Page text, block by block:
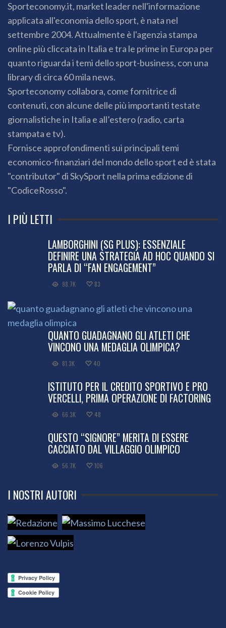
Sporteconomy.it, market leader nell'informazione
applicata all'economia dello sport, è nata nel
settembre 2004. Attualmente è l'agenzia stampa
online più cliccata in Italia e tra le prime in Europa per
quanto riguarda i temi dello sport-business, con una
library di circa 60 mila news.
Sporteconomy collabora, come fornitrice di
contenuti, con alcune delle più importanti testate
giornalistiche in Italia e all’estero (radio, carta
stampata e tv).
Fornisce approfondimenti sui principali temi
economico-finanziari del mondo dello sport ed è stata
"contributor" di SkySport nella prima edizione di
"CodiceRosso".
I PIÙ LETTI
LAMBORGHINI (SG PLUS): ESSENZIALE
DEFINIRE UNA STRATEGIA AD HOC QUANDO SI
PARLA DI “FAN ENGAGEMENT”
98.7K 83
QUANTO GUADAGNANO GLI ATLETI CHE
VINCONO UNA MEDAGLIA OLIMPICA?
81.3K 40
ISTITUTO PER IL CREDITO SPORTIVO E PRO
VERCELLI, PRIMA OPERAZIONE DI FACTORING
66.3K 48
QUESTO “SIGNORE” MERITA DI ESSERE
CACCIATO DAL VILLAGGIO OLIMPICO
56.7K 106
I NOSTRI AUTORI